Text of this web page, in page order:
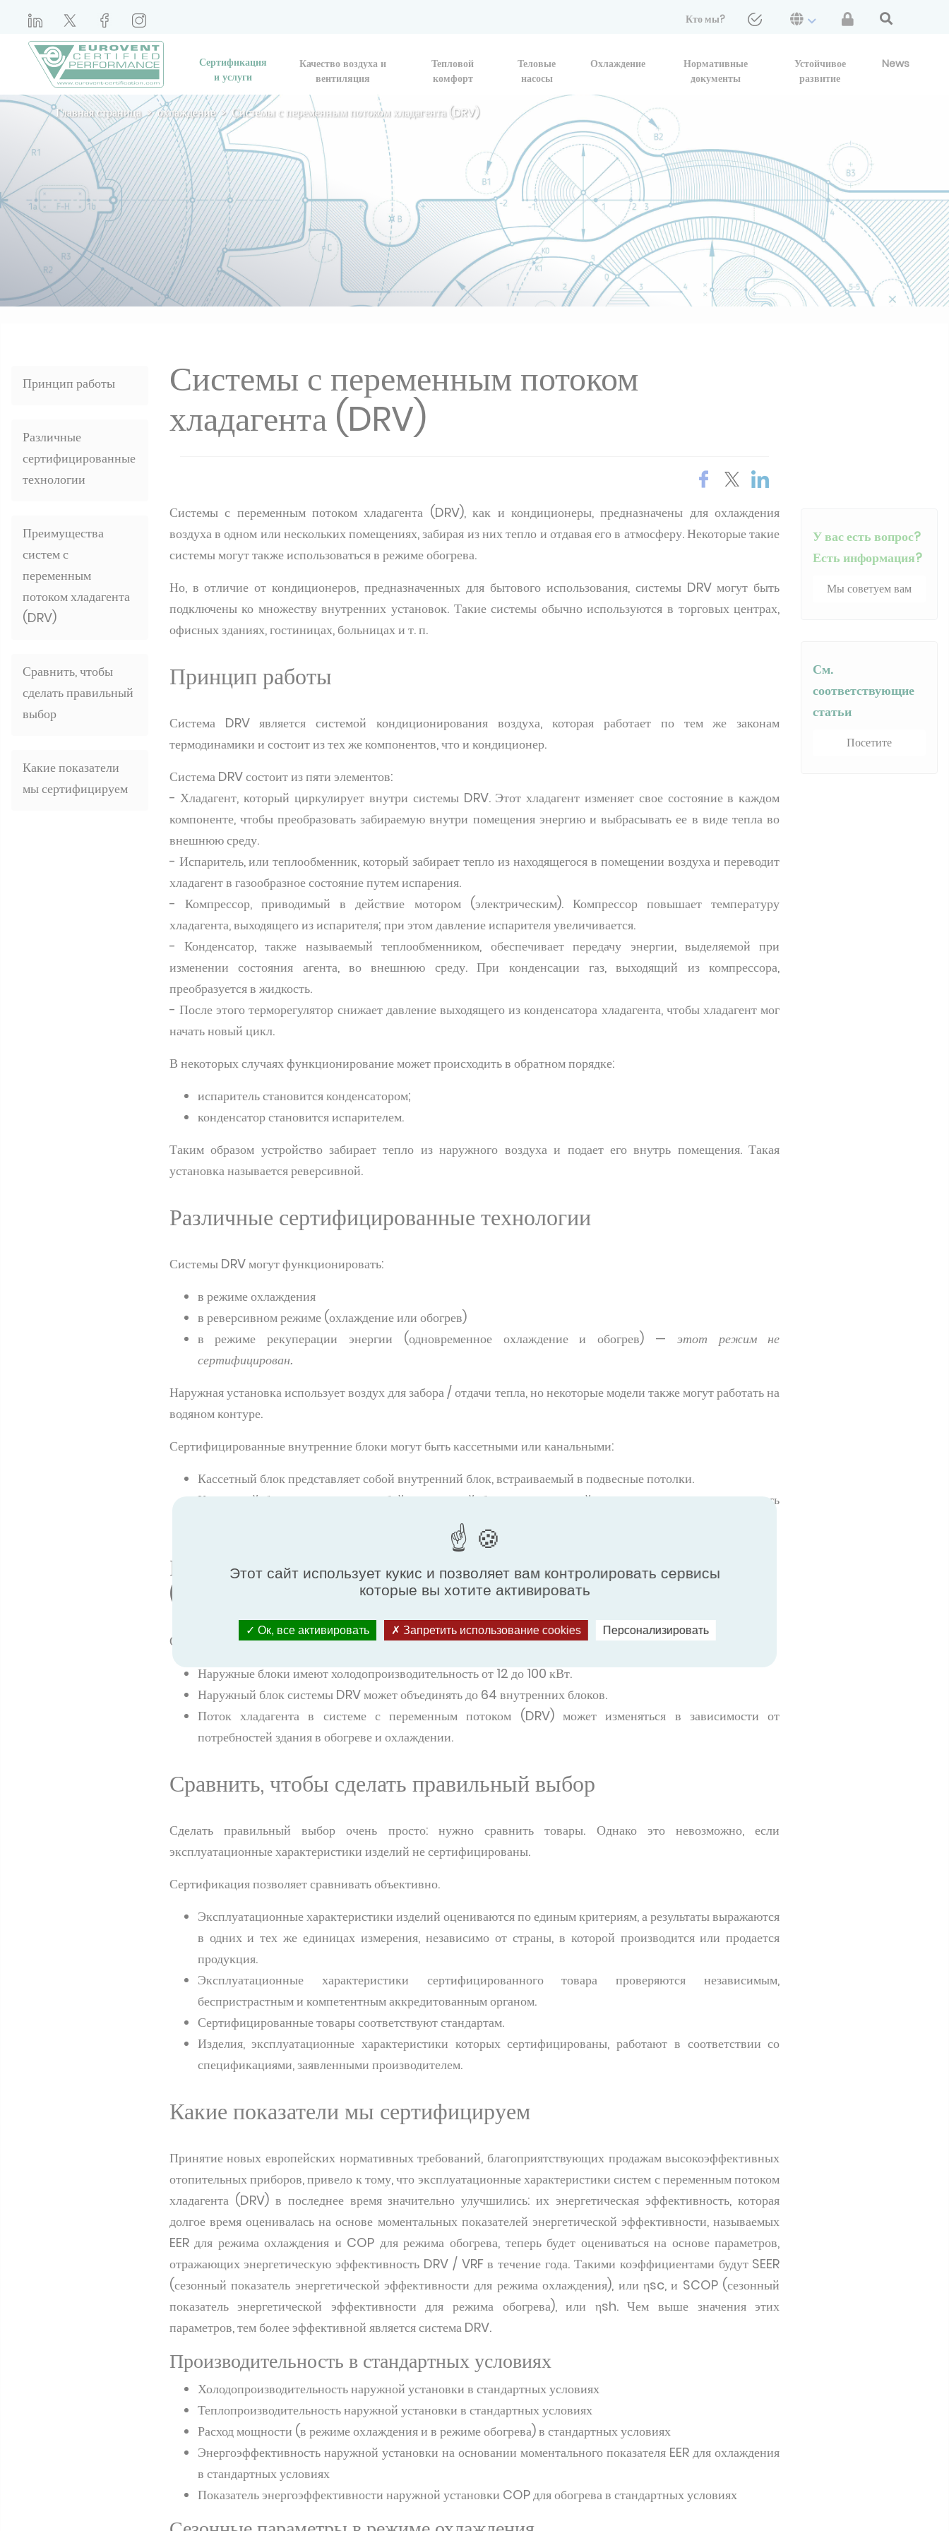
Кто мы?
Сертификация
и услуги
Качество воздуха и
вентиляция
Тепловой
комфорт
Теловые
насосы
Охлаждение
Нормативные
документы
Устойчивое
развитие
News
Главная страница охлаждение Системы с переменным потоком хладагента (DRV)
Принцип работы
Различные
сертифицированные
технологии
Преимущества
систем с
переменным
потоком хладагента
(DRV)
Сравнить, чтобы
сделать правильный
выбор
Какие показатели
мы сертифицируем
Системы с переменным потоком
хладагента (DRV)
Системы с переменным потоком хладагента (DRV), как и кондиционеры, предназначены для охлаждения
воздуха в одном или нескольких помещениях, забирая из них тепло и отдавая его в атмосферу. Некоторые такие
системы могут также использоваться в режиме обогрева.
Но, в отличие от кондиционеров, предназначенных для бытового использования, системы DRV могут быть
подключены ко множеству внутренних установок. Такие системы обычно используются в торговых центрах,
офисных зданиях, гостиницах, больницах и т. п.
Принцип работы
Система DRV является системой кондиционирования воздуха, которая работает по тем же законам
термодинамики и состоит из тех же компонентов, что и кондиционер.
Система DRV состоит из пяти элементов:
- Хладагент, который циркулирует внутри системы DRV. Этот хладагент изменяет свое состояние в каждом
компоненте, чтобы преобразовать забираемую внутри помещения энергию и выбрасывать ее в виде тепла во
внешнюю среду.
- Испаритель, или теплообменник, который забирает тепло из находящегося в помещении воздуха и переводит
хладагент в газообразное состояние путем испарения.
- Компрессор, приводимый в действие мотором (электрическим). Компрессор повышает температуру
хладагента, выходящего из испарителя; при этом давление испарителя увеличивается.
- Конденсатор, также называемый теплообменником, обеспечивает передачу энергии, выделяемой при
изменении состояния агента, во внешнюю среду. При конденсации газ, выходящий из компрессора,
преобразуется в жидкость.
- После этого терморегулятор снижает давление выходящего из конденсатора хладагента, чтобы хладагент мог
начать новый цикл.
В некоторых случаях функционирование может происходить в обратном порядке:
испаритель становится конденсатором;
конденсатор становится испарителем.
Таким образом устройство забирает тепло из наружного воздуха и подает его внутрь помещения. Такая
установка называется реверсивной.
Различные сертифицированные технологии
Системы DRV могут функционировать:
в режиме охлаждения
в реверсивном режиме (охлаждение или обогрев)
в режиме рекуперации энергии (одновременное охлаждение и обогрев) — этот режим не
сертифицирован.
Наружная установка использует воздух для забора / отдачи тепла, но некоторые модели также могут работать на
водяном контуре.
Сертифицированные внутренние блоки могут быть кассетными или канальными:
Кассетный блок представляет собой внутренний блок, встраиваемый в подвесные потолки.
Канальный блок представляет собой внутренний блок, встраиваемый в подвесные потолки через сеть
Преимущества систем с переменным потоком хладагента
(DRV)
Отличия от обычных кондиционеров:
Наружные блоки имеют холодопроизводительность от 12 до 100 кВт.
Наружный блок системы DRV может объединять до 64 внутренних блоков.
Поток хладагента в системе с переменным потоком (DRV) может изменяться в зависимости от
потребностей здания в обогреве и охлаждении.
Сравнить, чтобы сделать правильный выбор
Сделать правильный выбор очень просто: нужно сравнить товары. Однако это невозможно, если
эксплуатационные характеристики изделий не сертифицированы.
Сертификация позволяет сравнивать объективно.
Эксплуатационные характеристики изделий оцениваются по единым критериям, а результаты выражаются
в одних и тех же единицах измерения, независимо от страны, в которой производится или продается
продукция.
Эксплуатационные характеристики сертифицированного товара проверяются независимым,
беспристрастным и компетентным аккредитованным органом.
Сертифицированные товары соответствуют стандартам.
Изделия, эксплуатационные характеристики которых сертифицированы, работают в соответствии со
спецификациями, заявленными производителем.
Какие показатели мы сертифицируем
Принятие новых европейских нормативных требований, благоприятствующих продажам высокоэффективных
отопительных приборов, привело к тому, что эксплуатационные характеристики систем с переменным потоком
хладагента (DRV) в последнее время значительно улучшились: их энергетическая эффективность, которая
долгое время оценивалась на основе моментальных показателей энергетической эффективности, называемых
EER для режима охлаждения и COP для режима обогрева, теперь будет оцениваться на основе параметров,
отражающих энергетическую эффективность DRV / VRF в течение года. Такими коэффициентами будут SEER
(сезонный показатель энергетической эффективности для режима охлаждения), или ηsc, и SCOP (сезонный
показатель энергетической эффективности для режима обогрева), или ηsh. Чем выше значения этих
параметров, тем более эффективной является система DRV.
Производительность в стандартных условиях
Холодопроизводительность наружной установки в стандартных условиях
Теплопроизводительность наружной установки в стандартных условиях
Расход мощности (в режиме охлаждения и в режиме обогрева) в стандартных условиях
Энергоэффективность наружной установки на основании моментального показателя EER для охлаждения
в стандартных условиях
Показатель энергоэффективности наружной установки COP для обогрева в стандартных условиях
У вас есть вопрос?
Есть информация?
Мы советуем вам
См.
соответствующие
статьи
Посетите
Этот сайт использует кукис и позволяет вам контролировать сервисы
которые вы хотите активировать
Ок, все активировать Запретить использование cookies Персонализировать